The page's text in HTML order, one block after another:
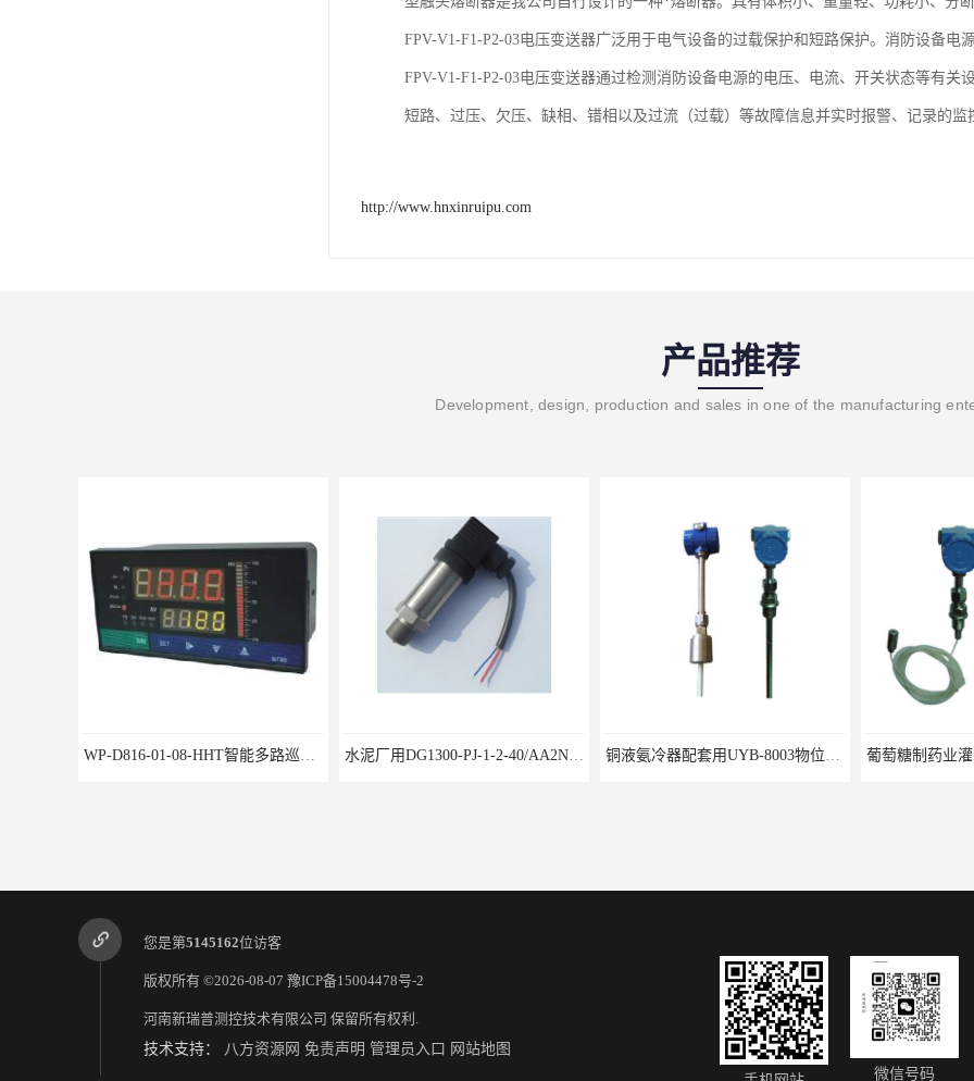
FPV-V1-F1-P2-03电压变送器广泛用于电气设备的过载保护和短路保护。消防设备电
FPV-V1-F1-P2-03电压变送器通过检测消防设备电源的电压、电流、开关状态等有关
短路、过压、欠压、缺相、错相以及过流（过载）等故障信息并实时报警、记录的监
http://www.hnxinruipu.com
产品推荐
Development, design, production and sales in one of the manufacturing
WP-D816-01-08-HHT智能多路巡检仪 水泥厂用DG1300-PJ-1-2-40/AA2N压力变送器 铜液氨冷器配套用UYB-8003物位变送器
山东洗煤厂用液位变送器FB0803F104 E3 i M1 测量温度高 GYD60 矿用隔爆型压力变送器 RP-60耐震压力表 WRJK-8F200-
您是第5145162位访客
版权所有 ©2026-08-07 豫ICP备15004478号-2
河南新瑞普测控技术有限公司 保留所有权利.
技术支持： 八方资源网 免责声明 管理员入口 网站地图
微信号码